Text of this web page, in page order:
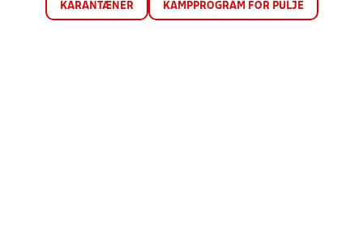
KARANTÆNER KAMPPROGRAM FOR PULJE